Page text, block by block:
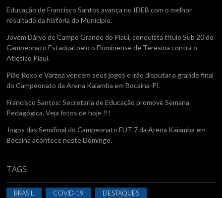
Educação de Francisco Santos avança no IDEB com o melhor
resultado da história do Município.
Jovem Dáryo de Campo Grande do Piauí, conquista titulo Sub 20 do
Campeonato Estadual pelo o Fluminense de Teresina contra o
Atlético Piaui.
Pião Roxo e Varzea vencem seus jogos e irão disputar a grande final
do Campeonato da Arena Kaiamba em Bocaina-PI.
Francisco Santos: Secretaria de Educação promove Semana
Pedagógica. Veja fotos de hoje !!!
Jogos das Semifinal do Campeonato FUT 7 da Arena Kaiamba em
Bocaina acontece neste Domingo.
TAGS
BRASIL COVID-19 DESTAQUES